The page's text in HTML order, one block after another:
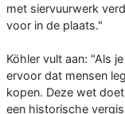
met siervuurwerk
voor in de plaats."
Köhler vult aan: "Als
ervoor dat mensen
kopen. Deze wet
een historische